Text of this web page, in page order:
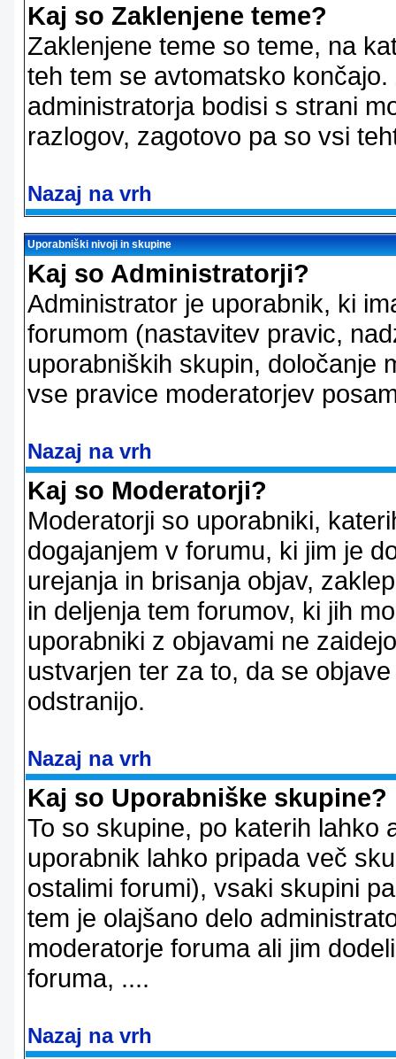
Kaj so Zaklenjene teme?
Zaklenjene teme so teme, na
teh tem se avtomatsko
administratorja bodisi s strani
razlogov, zagotovo pa so vsi
Nazaj na vrh
Uporabniški nivoji in skupine
Kaj so Administratorji?
Administrator je uporabnik, ki
forumom (nastavitev pravic,
uporabniških skupin, določanje
vse pravice moderatorjev
Nazaj na vrh
Kaj so Moderatorji?
Moderatorji so uporabniki,
dogajanjem v forumu, ki jim je
urejanja in brisanja objav,
in deljenja tem forumov, ki jih
uporabniki z objavami ne
ustvarjen ter za to, da se
odstranijo.
Nazaj na vrh
Kaj so Uporabniške skupine?
To so skupine, po katerih lahko
uporabnik lahko pripada več
ostalimi forumi), vsaki skupini
tem je olajšano delo
moderatorje foruma ali jim
foruma, ....
Nazaj na vrh